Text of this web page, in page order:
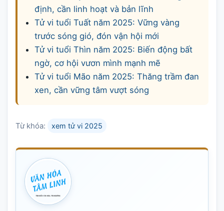
định, cần linh hoạt và bản lĩnh
Tử vi tuổi Tuất năm 2025: Vững vàng
trước sóng gió, đón vận hội mới
Tử vi tuổi Thìn năm 2025: Biến động bất
ngờ, cơ hội vươn mình mạnh mẽ
Tử vi tuổi Mão năm 2025: Thăng trầm đan
xen, cần vững tâm vượt sóng
Từ khóa: xem tử vi 2025